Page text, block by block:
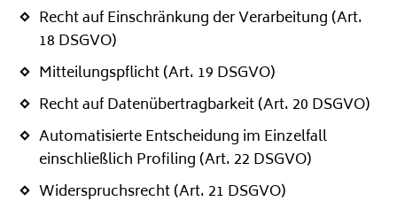
Recht auf Einschränkung der Verarbeitung (Art.
18 DSGVO)
Mitteilungspflicht (Art. 19 DSGVO)
Recht auf Datenübertragbarkeit (Art. 20 DSGVO)
Automatisierte Entscheidung im Einzelfall
einschließlich Profiling (Art. 22 DSGVO)
Widerspruchsrecht (Art. 21 DSGVO)